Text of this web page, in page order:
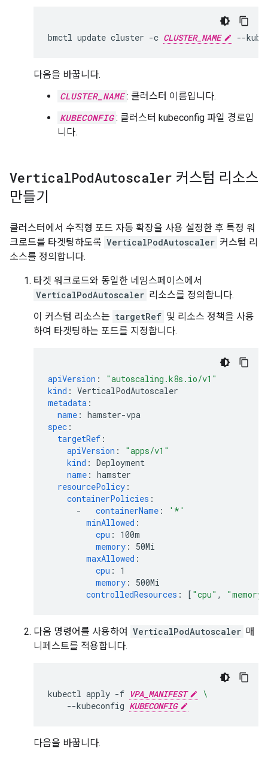
bmctl update cluster -c CLUSTER_NAME --
다음을 바꿉니다.
CLUSTER_NAME : 클러스터 이름입니다.
KUBECONFIG : 클러스터 kubeconfig 파일 경로입
니다.
VerticalPodAutoscaler 커스텀 리소스
만들기
클러스터에서 수직형 포드 자동 확장을 사용 설정한 후 특정 워
크로드를 타겟팅하도록 VerticalPodAutoscaler 커스텀 리
소스를 정의합니다.
타겟 워크로드와 동일한 네임스페이스에서
VerticalPodAutoscaler 리소스를 정의합니다.
이 커스텀 리소스는 targetRef 및 리소스 정책을 사용
하여 타겟팅하는 포드를 지정합니다.
apiVersion :
"autoscaling.k8s.io/v1"
kind : VerticalPodAutoscaler
metadata :
name : hamster-vpa
spec :
targetRef :
apiVersion :
"apps/v1"
kind : Deployment
name : hamster
resourcePolicy :
containerPolicies :
-
containerName :
'*'
minAllowed :
cpu :
100m
memory :
50Mi
maxAllowed :
cpu :
1
memory :
500Mi
controlledResources : [ "cpu" , "memory"
다음 명령어를 사용하여 VerticalPodAutoscaler 매
니페스트를 적용합니다.
kubectl apply -f VPA_MANIFEST
\
--kubeconfig KUBECONFIG
다음을 바꿉니다.